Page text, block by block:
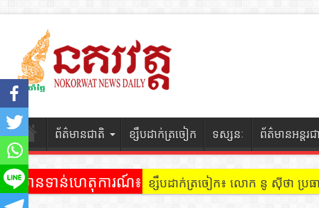
ព័ត៌មានជាតិ ខ្សឹបដាក់ត្រចៀក ទស្សនៈ ព័ត៌មានអន្តរជ
ព័ត៌មានទាន់ហេតុការណ៍៖ ខ្សឹបដាក់ត្រចៀក ៖ អគារ Sky 31